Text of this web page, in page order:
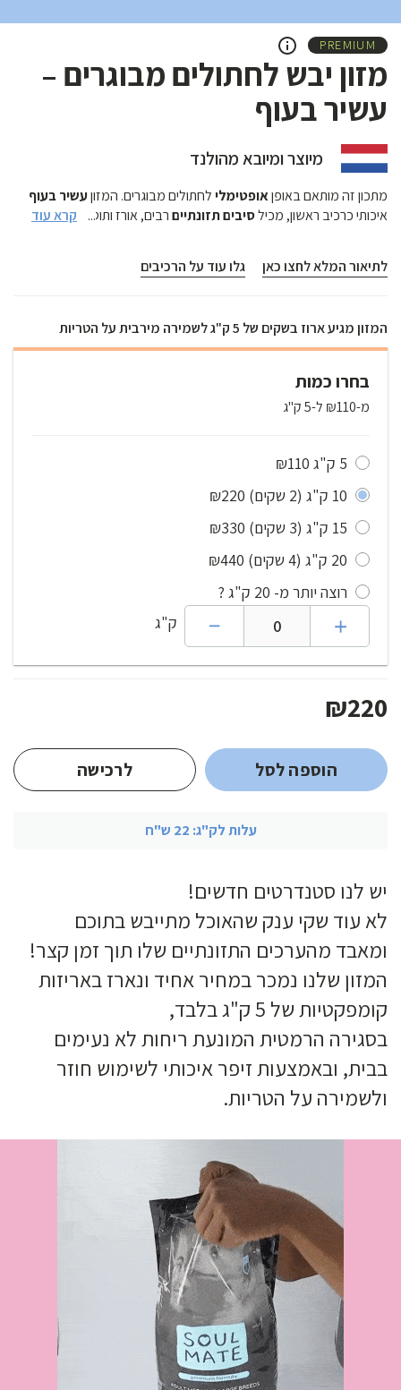
PREMIUM
מזון יבש לחתולים מבוגרים –
עשיר בעוף
מיוצר ומיובא מהולנד
מתכון זה מותאם באופןאופטימלילחתולים מבוגרים. המזוןעשיר בעוף
איכותי כרכיב ראשון, מכילסיבים תזונתייםרבים, אורז ותוספים חשובים
של חיי החתול וכן מסייעלהפחית בתופעת כדורי השיער
... קרא עוד
לתיאור המלא לחצו כאן גלו עוד על הרכיבים
המזון מגיע ארוז בשקים של 5 ק"ג לשמירה מירבית על הטריות
בחרו כמות
מ-₪110 ל-5 ק"ג
5 ק"ג
₪110
10 ק"ג
(2 שקים)
₪220
15 ק"ג
(3 שקים)
₪330
20 ק"ג
(4 שקים)
₪440
רוצה יותר מ- 20 ק"ג ?
ק"ג
₪220
הוספה לסל לרכישה
עלות לק"ג: 22 ש"ח
יש לנו סטנדרטים חדשים!
לא עוד שקי ענק שהאוכל מתייבש בתוכם
ומאבד מהערכים התזונתיים שלו תוך זמן קצר!
המזון שלנו נמכר במחיר אחיד ונארז באריזות
קומפקטיות של 5 ק"ג בלבד,
בסגירה הרמטית המונעת ריחות לא נעימים
בבית, ובאמצעות זיפר איכותי לשימוש חוזר
ולשמירה על הטריות.